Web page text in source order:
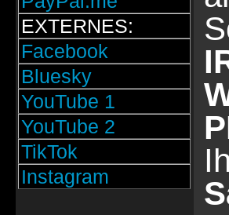
EXTERNES:
Facebook
Bluesky
YouTube 1
YouTube 2
TikTok
Instagram